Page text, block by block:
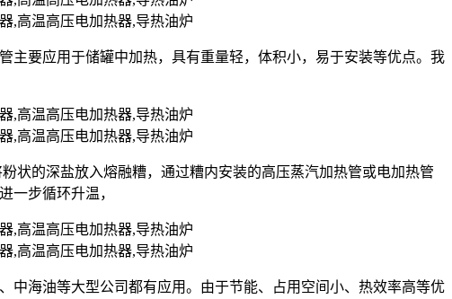
主要应用于储罐中加热，具有重量轻，体积小，易于安装等优点。我
状的深盐放入熔融糟，通过糟内安装的高压蒸汽加热管或电加热管
一步循环升温，
中海油等大型公司都有应用。由于节能、占用空间小、热效率高等优